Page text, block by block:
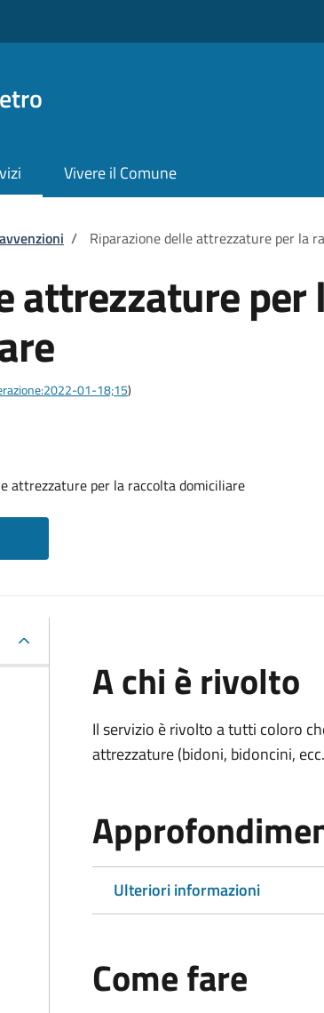
Vivere il Comune
/ Riparazione delle attrezzature per la
attrezzature per
01-18;15)
attrezzature per la raccolta domiciliare
A chi è rivolto
Il servizio è rivolto a tutti coloro
attrezzature (bidoni, bidoncini,
Ulteriori informazioni
Come fare